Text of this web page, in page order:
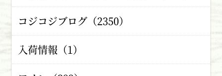
コジコジブログ（2350）
入荷情報（1）